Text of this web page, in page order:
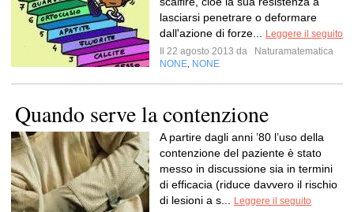
lasciarsi penetrare o deformare
dall'azione di forze...
Leggere il seguito
Il 22 agosto 2013 da
Naturamatematica
NONE NONE
Quando serve la contenzione
A partire dagli anni ’80 l’uso della
contenzione del paziente è stato
messo in discussione sia in termini
di efficacia (riduce davvero il rischio
di lesioni a s...
Leggere il seguito